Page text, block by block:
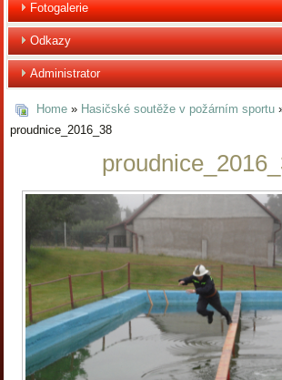
Fotogalerie
Odkazy
Administrator
Home» Hasičské soutěže v požárním sportu
proudnice_2016_38